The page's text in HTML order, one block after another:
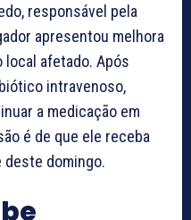
responsável pela
apresentou melhora
afetado. Após
intravenoso,
a medicação em
é de que ele receba
deste domingo.